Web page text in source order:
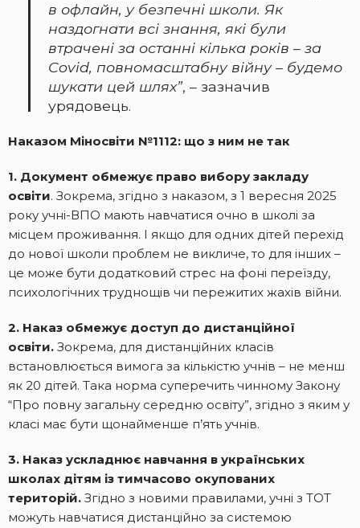
в офлайн, у безпечні школи. Як
наздогнати всі знання, які були
втрачені за останні кілька років – за
Covid, повномасштабну війну – будемо
шукати цей шлях”, – зазначив
урядовець.
Наказом Міносвіти №1112: що з ним не так
1. Документ обмежує право вибору закладу
освіти. Зокрема, згідно з наказом, з 1 вересня 2025
року учні-ВПО мають навчатися очно в школі за
місцем проживання. І якщо для одних дітей перехід
до нової школи проблем не викличе, то для інших –
це може бути додатковий стрес на фоні переїзду,
психологічних труднощів чи пережитих жахів війни.
2. Наказ обмежує доступ до дистанційної
освіти. Зокрема, для дистанційних класів
встановлюється вимога за кількістю учнів – не менш
як 20 дітей. Така норма суперечить чинному Закону
“Про повну загальну середню освіту”, згідно з яким у
класі має бути щонайменше п’ять учнів.
3. Наказ ускладнює навчання в українських
школах дітям із тимчасово окупованих
територій. Згідно з новими правилами, учні з ТОТ
можуть навчатися дистанційно за системою